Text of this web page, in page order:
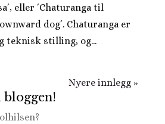
eller ´Chaturanga til
dog´. Chaturanga er
teknisk stilling, og...
Nyere innlegg »